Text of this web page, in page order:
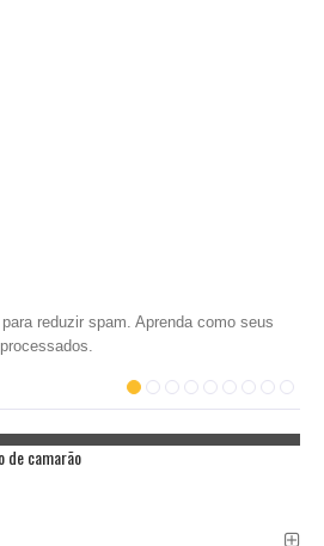
reduzir spam. Aprenda como seus
de camarão